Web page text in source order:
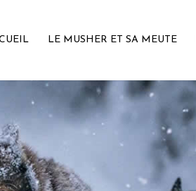
LE MUSHER ET SA MEUTE